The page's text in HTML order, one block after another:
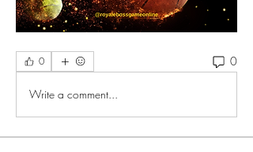
0 0
Write a comment...